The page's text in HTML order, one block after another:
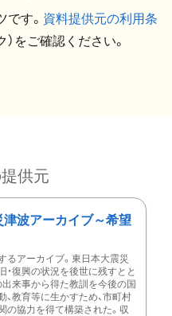
す。 資料提供元の利用条
）をご確認ください。
供元
津波アーカイブ～希望
るアーカイブ。東日本大震災
・復興の状況を後世に残すとと
出来事から得た教訓を今後の国
、教育等に生かすため、市町村
の協力を得て構築された。収